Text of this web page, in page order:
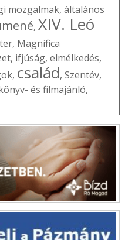
mozgalmak, általános
, XIV. Leó
, Magnifica
, ifjúság, elmélkedés,
, család, Szentév,
és filmajánló,